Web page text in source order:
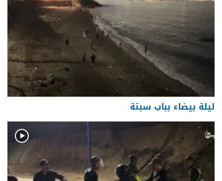
ليلة بيضاء بباب سبتة